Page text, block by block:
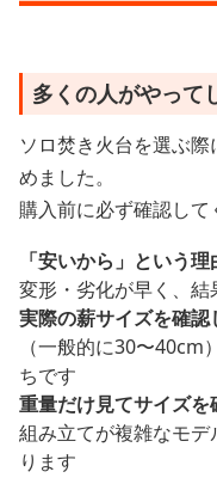
多くの人がやって
ソロ焚き火台を選ぶ
めました。
購入前に必ず確認して
「安いから」という
変形・劣化が早く、
実際の薪サイズを確認
（一般的に30〜
ちです
重量だけ見てサイズを
組み立てが複雑なモ
ります